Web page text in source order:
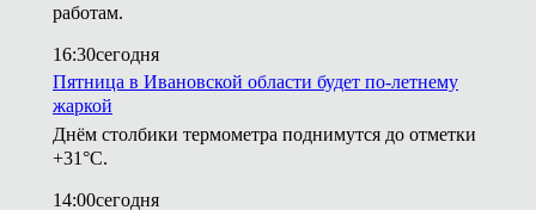
работам.
16:30сегодня
Пятница в Ивановской области будет по-летнему
жаркой
Днём столбики термометра поднимутся до отметки
+31°С.
14:00сегодня